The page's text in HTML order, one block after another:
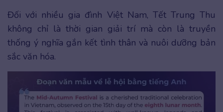
Đối với nhiều gia đình Việt Nam, Tết Trung Thu
không chỉ là thời gian giải trí mà còn là truyền
thống ý nghĩa gắn kết tình thân và nuôi dưỡng bản
sắc văn hóa.